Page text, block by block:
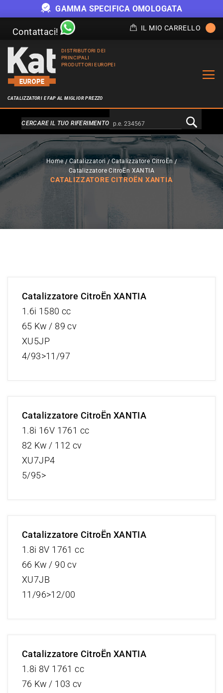
GAMMA SPECIFICA OMOLOGATA
Contattaci! IL MIO CARRELLO
DISTRIBUTORI DEI
PRINCIPALI
PRODUTTORI EUROPEI
CATALIZZATORI E FAP AL MIGLIOR PREZZO
Alternativa a Doofinder
CERCARE IL TUO RIFERIMENTO
Home Catalizzatori Catalizzatore CitroËn
Catalizzatore CitroËn XANTIA
CATALIZZATORE CITROËN XANTIA
Catalizzatore CitroËn XANTIA
1.6i 1580 cc
65 Kw / 89 cv
XU5JP
4/93>11/97
Catalizzatore CitroËn XANTIA
1.8i 16V 1761 cc
82 Kw / 112 cv
XU7JP4
5/95>
Catalizzatore CitroËn XANTIA
1.8i 8V 1761 cc
66 Kw / 90 cv
XU7JB
11/96>12/00
Catalizzatore CitroËn XANTIA
1.8i 8V 1761 cc
76 Kw / 103 cv